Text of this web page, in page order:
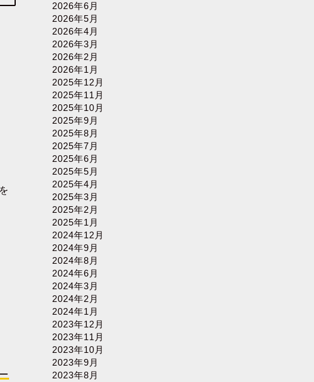
2026年6月
2026年5月
2026年4月
2026年3月
2026年2月
2026年1月
2025年12月
2025年11月
2025年10月
2025年9月
2025年8月
2025年7月
2025年6月
2025年5月
2025年4月
2025年3月
2025年2月
2025年1月
2024年12月
2024年9月
2024年8月
2024年6月
2024年3月
2024年2月
2024年1月
2023年12月
2023年11月
2023年10月
2023年9月
2023年8月